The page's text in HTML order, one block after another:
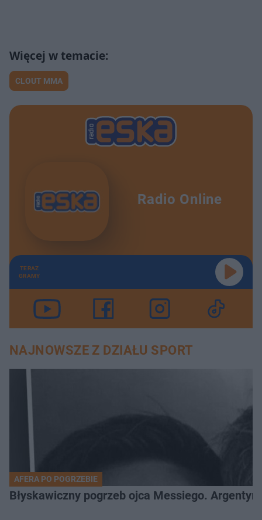
CLOUT MMA
Radio Online
TERAZ
GRAMY
NAJNOWSZE Z DZIAŁU SPORT
AFERA PO POGRZEBIE
Błyskawiczny pogrzeb ojca Messiego.